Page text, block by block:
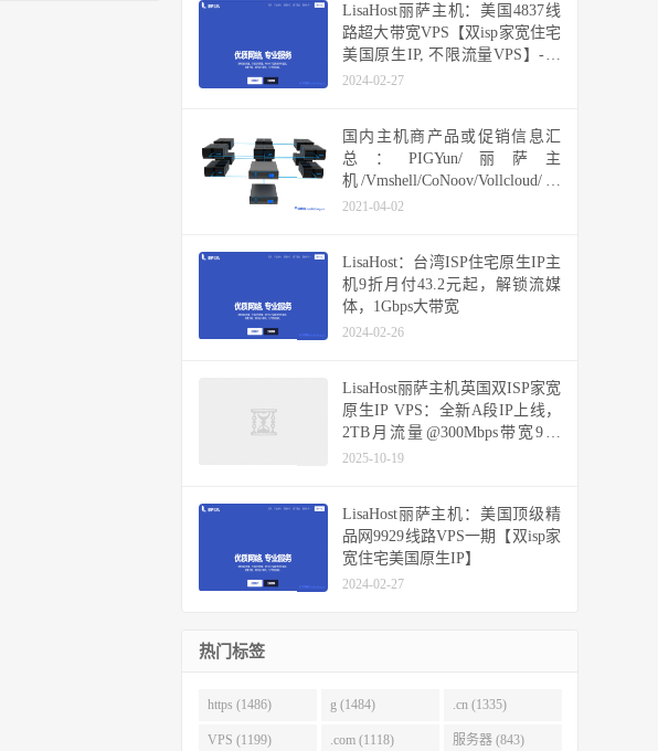
LisaHost丽萨主机：美国4837线
路超大带宽VPS【双isp家宽住宅
美国原生IP, 不限流量VPS】-全
新双ISP住宅IP段
2024-02-27
国内主机商产品或促销信息汇
总：PIGYun/丽萨主
机/Vmshell/CoNoov/Vollcloud/快
快网络/六六云/易探云/云米科技
2021-04-02
LisaHost：台湾ISP住宅原生IP主
机9折月付43.2元起，解锁流媒
体，1Gbps大带宽
2024-02-26
LisaHost丽萨主机英国双ISP家宽
原生IP VPS：全新A段IP上线，
2TB月流量@300Mbps带宽9折
419元/年
2025-10-19
LisaHost丽萨主机：美国顶级精
品网9929线路VPS一期【双isp家
宽住宅美国原生IP】
2024-02-27
热门标签
https (1486) g (1484) .cn (1335)
VPS (1199) .com (1118) 服务器 (843)